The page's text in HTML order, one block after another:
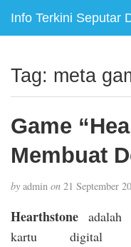
Info Terkini Seputar
Tag: meta
Game
Membuat
by admin on 21 September
Hearthstone adalah
kartu digital